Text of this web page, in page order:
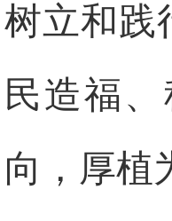
树立和践
民造福
向，厚植